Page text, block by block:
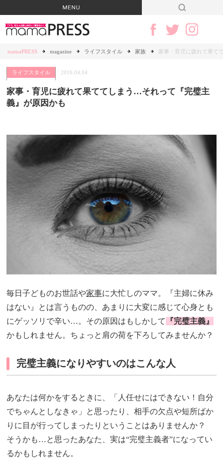
mamaPRESS magazine ライフスタイル 家族 家事・育児に疲れて果て
ライフスタイル 2016.04.04
家事・育児に疲れて果ててしまう…それって『完璧主
義』が原因かも
毎日子どものお世話や家事に大忙しのママ。『主婦に休み
はない』とは言うものの、あまりに大変に感じて心身とも
にゲッソリで辛い…。その原因はもしかして
『完璧主義』
かもしれません。ちょっと肩の荷を下ろしてみませんか？
完璧主義になりやすいのはこんな人
あなたは何かをするときに、「人任せにはできない！自分
でちゃんとしなきゃ」と思ったり、相手の欠点や短所ばか
りに目が行ってしまったりということはありませんか？
そうかも…と思ったあなた、実は“完璧主義者”になってい
るかもしれません。